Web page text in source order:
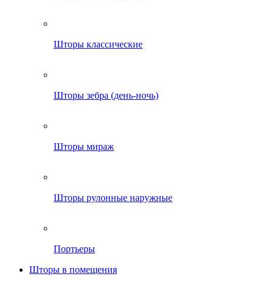
Шторы классические
Шторы зебра (день-ночь)
Шторы мираж
Шторы рулонные наружные
Портьеры
Шторы в помещения